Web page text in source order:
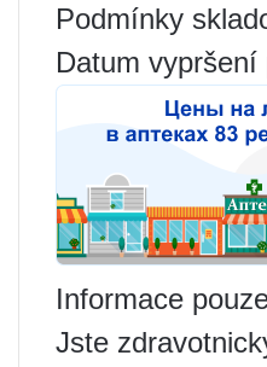
Podmínky
Datum vypršení
Informace
Jste